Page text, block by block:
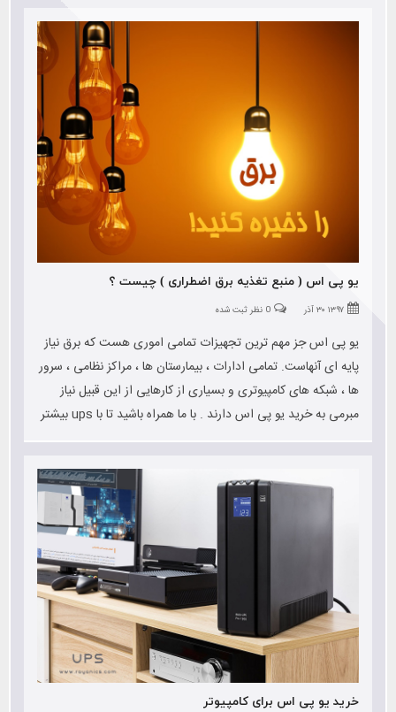
یو پی اس ( منبع تغذیه برق اضطراری ) چیست ؟
۱۳۹۷ ۳۰ آذر 0 نظر ثبت شده
یو پی اس جز مهم ترین تجهیزات تمامی اموری هست که برق نیاز
پایه ای آنهاست. تمامی ادارات ، بیمارستان ها ، مراکز نظامی ، سرور
ها ، شبکه های کامپیوتری و بسیاری از کارهایی از این قبیل نیاز
مبرمی به خرید یو پی اس دارند . با ما همراه باشید تا با ups بیشتر
آشنا شوید
خرید یو پی اس برای کامپیوتر